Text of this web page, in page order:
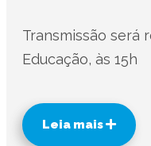
Transmissão será
Educação, às 15h
Leia mais